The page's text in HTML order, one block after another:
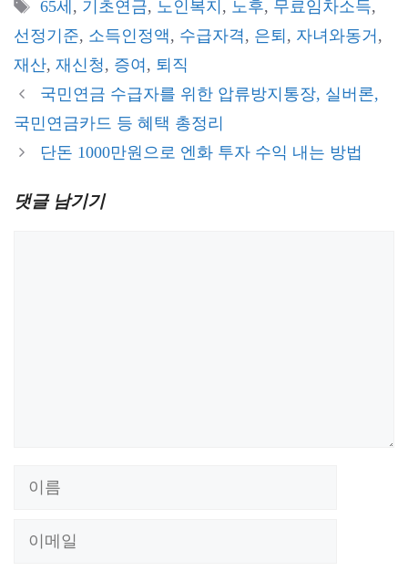
리
그
65세 , 기초연금, 노인복지 , 노후, 무료임차소득,
선정기준, 소득인정액, 수급자격, 은퇴 , 자녀와동거 ,
재산, 재신청, 증여 , 퇴직
국민연금 수급자를 위한 압류방지통장, 실버론,
국민연금카드 등 혜택 총정리
단돈 1000만원으로 엔화 투자 수익 내는 방법
댓글 남기기